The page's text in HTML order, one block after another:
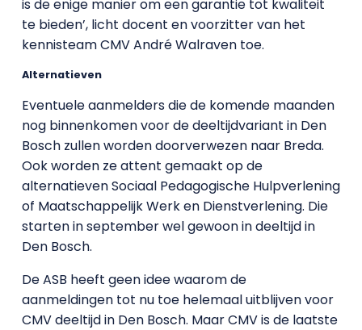
is de enige manier om een garantie tot kwaliteit
te bieden’, licht docent en voorzitter van het
kennisteam CMV André Walraven toe.
Alternatieven
Eventuele aanmelders die de komende maanden
nog binnenkomen voor de deeltijdvariant in Den
Bosch zullen worden doorverwezen naar Breda.
Ook worden ze attent gemaakt op de
alternatieven Sociaal Pedagogische Hulpverlening
of Maatschappelijk Werk en Dienstverlening. Die
starten in september wel gewoon in deeltijd in
Den Bosch.
De ASB heeft geen idee waarom de
aanmeldingen tot nu toe helemaal uitblijven voor
CMV deeltijd in Den Bosch. Maar CMV is de laatste